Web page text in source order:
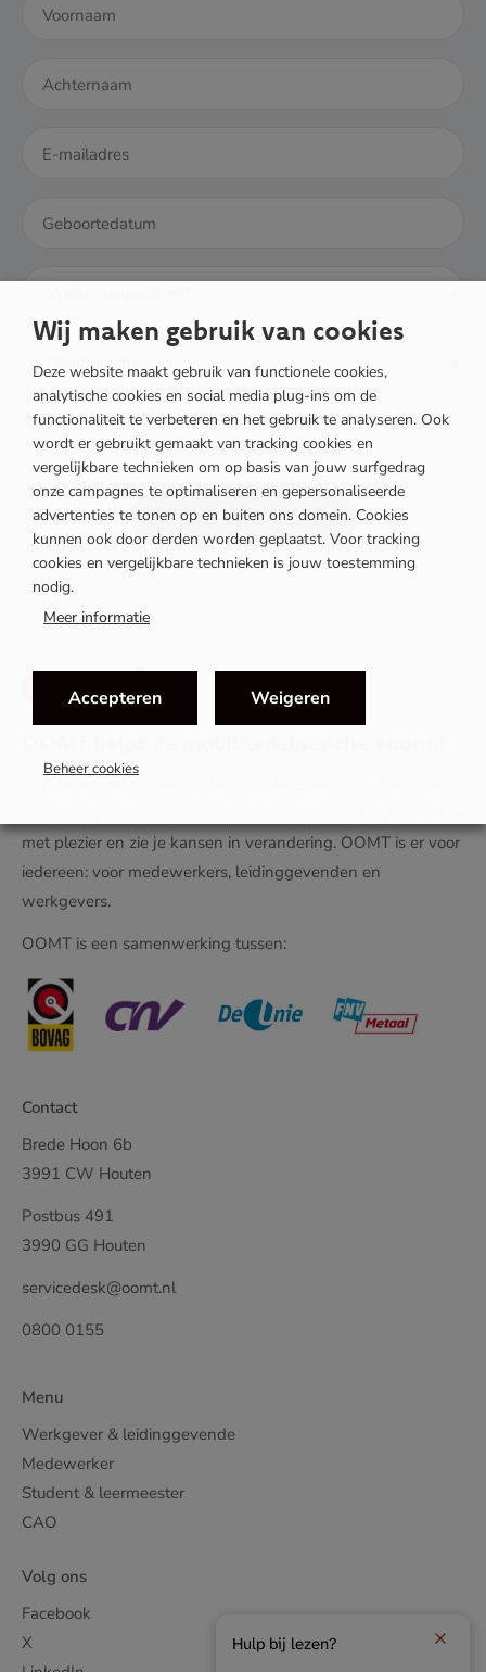
DD
MM
dash
JJJJ
Wanneer je op 'Houd mij op de hoogte' klikt, ga je
akkoord met onzeprivacy policy.
Houd mij op de hoogte
met plezier en zie je kansen in verandering. OOMT is er voor
iedereen: voor medewerkers, leidinggevenden en
werkgevers.
OOMT is een samenwerking tussen:
Contact
Brede Hoon 6b
3991 CW Houten
Postbus 491
3990 GG Houten
servicedesk@oomt.nl
0800 0155
Menu
Werkgever & leidinggevende
Medewerker
Student & leermeester
CAO
Volg ons
Facebook
X
Wij maken gebruik van cookies
Deze website maakt gebruik van functionele cookies,
analytische cookies en social media plug-ins om de
functionaliteit te verbeteren en het gebruik te analyseren. Ook
wordt er gebruikt gemaakt van tracking cookies en
vergelijkbare technieken om op basis van jouw surfgedrag
onze campagnes te optimaliseren en gepersonaliseerde
advertenties te tonen op en buiten ons domein. Cookies
kunnen ook door derden worden geplaatst. Voor tracking
cookies en vergelijkbare technieken is jouw toestemming
nodig.
Meer informatie
Accepteren Weigeren
Beheer cookies
Hulp bij lezen?